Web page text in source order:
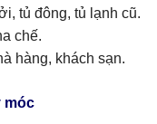
tủ đông, tủ lạnh cũ.
chế.
hàng, khách sạn.
móc